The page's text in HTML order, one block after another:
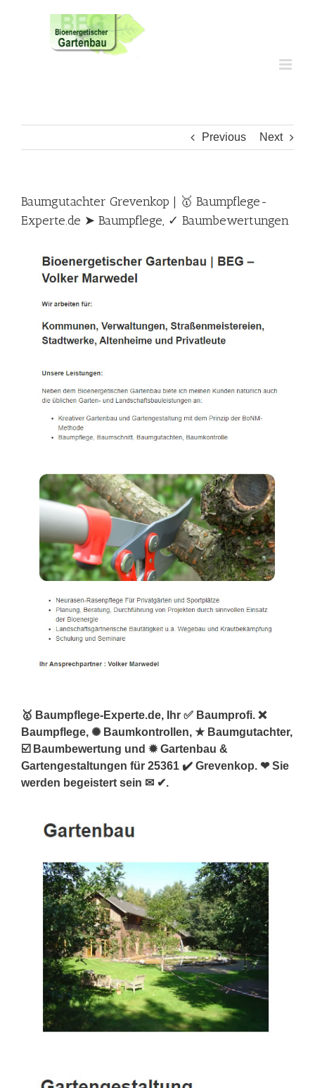
Previous Next
Baumgutachter Grevenkop | 🥇 Baumpflege-
Experte.de ➤ Baumpflege, ✓ Baumbewertungen
🥇 Baumpflege-Experte.de, Ihr ✅ Baumprofi. ❌
Baumpflege, ✺ Baumkontrollen, ★ Baumgutachter,
☑️ Baumbewertung und ✹ Gartenbau &
Gartengestaltungen für 25361 ✔️ Grevenkop. ❤ Sie
werden begeistert sein ✉ ✔.